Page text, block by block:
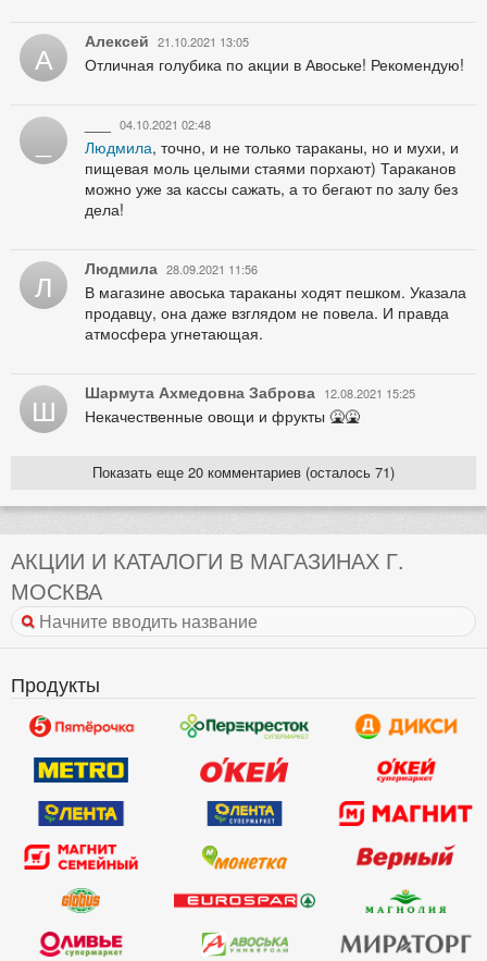
А Алексей 21.10.2021 13:05
Отличная голубика по акции в Авоське! Рекомендую!
04.10.2021 02:48
Людмила, точно, и не только тараканы, но и мухи, и
пищевая моль целыми стаями порхают) Тараканов
можно уже за кассы сажать, а то бегают по залу без
дела!
Л Людмила 28.09.2021 11:56
В магазине авоська тараканы ходят пешком. Указала
продавцу, она даже взглядом не повела. И правда
атмосфера угнетающая.
Ш Шармута Ахмедовна Заброва 12.08.2021 15:25
Некачественные овощи и фрукты 🤮🤮
Показать еще 20 комментариев (осталось 71)
АКЦИИ И КАТАЛОГИ В МАГАЗИНАХ Г.
МОСКВА
Продукты